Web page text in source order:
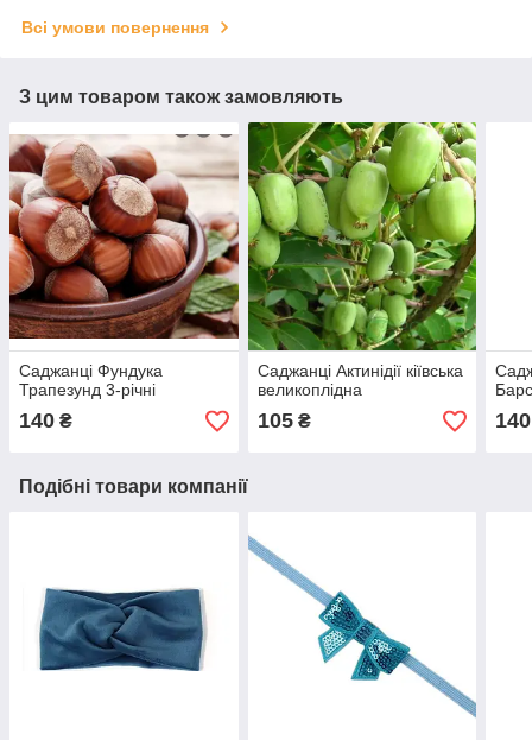
Всі умови повернення
З цим товаром також замовляють
Саджанці Фундука
Трапезунд 3-річні
140 ₴
Саджанці Актинідії кіївська
великоплідна
105₴ 140
Подібні товари компанії